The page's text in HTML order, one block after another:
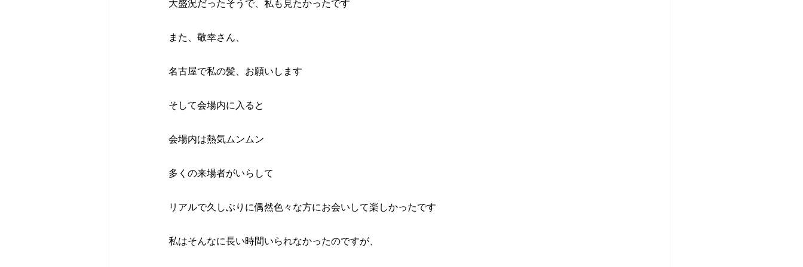
大盛況だったそうで、私も見たかったです
また、敬幸さん、
名古屋で私の髪、お願いします
そして会場内に入ると
会場内は熱気ムンムン
多くの来場者がいらして
リアルで久しぶりに偶然色々な方にお会いして楽しかったです
私はそんなに長い時間いられなかったのですが、